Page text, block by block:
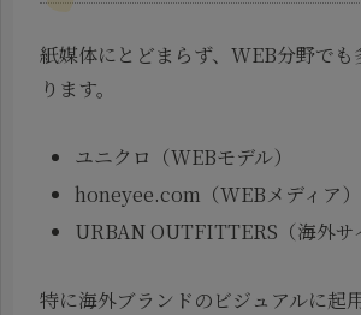
紙媒体にとどまらず、WEB分野でも
ります。
ユニクロ（WEBモデル）
honeyee.com（WEBメディア）
URBAN OUTFITTERS（海外サ
特に海外ブランドのビジュアルに起